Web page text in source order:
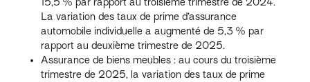
La variation des taux de prime d’assurance
automobile individuelle a augmenté de 5,3 % par
rapport au deuxième trimestre de 2025.
Assurance de biens meubles : au cours du troisième
trimestre de 2025, la variation des taux de prime